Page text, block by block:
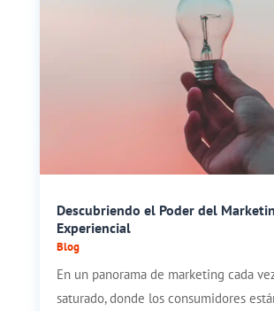
Descubriendo el Poder del
Experiencial
Blog
En un panorama de marketing cada
saturado, donde los consumidores